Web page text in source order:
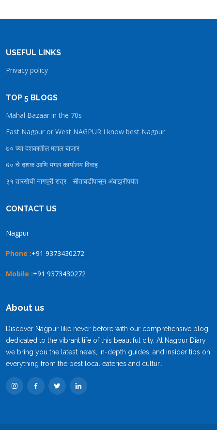
USEFUL LINKS
Privacy policy
TOP 5 BLOGS
Mahal Bazaar in the 70s
East Nagpur or West NAGPUR I know best Nagpur
७० च्या दशकातील महाल बाजार
७० चे दशक आणि मंगल कार्यालय विवाह
३१ तारखेची नागपूरी रात्र - सीताबर्डीपासून अंबाझरीपर्यंत
CONTACT US
Nagpur
Phone :+91 9373430272
Mobile :+91 9373430272
About us
Discover Nagpur like never before with our comprehensive blog
dedicated to the vibrant life of this beautiful city. At Nagpur Diary,
we bring you the latest news, in-depth guides, and insider tips on
everything from the best local eateries and cultur...